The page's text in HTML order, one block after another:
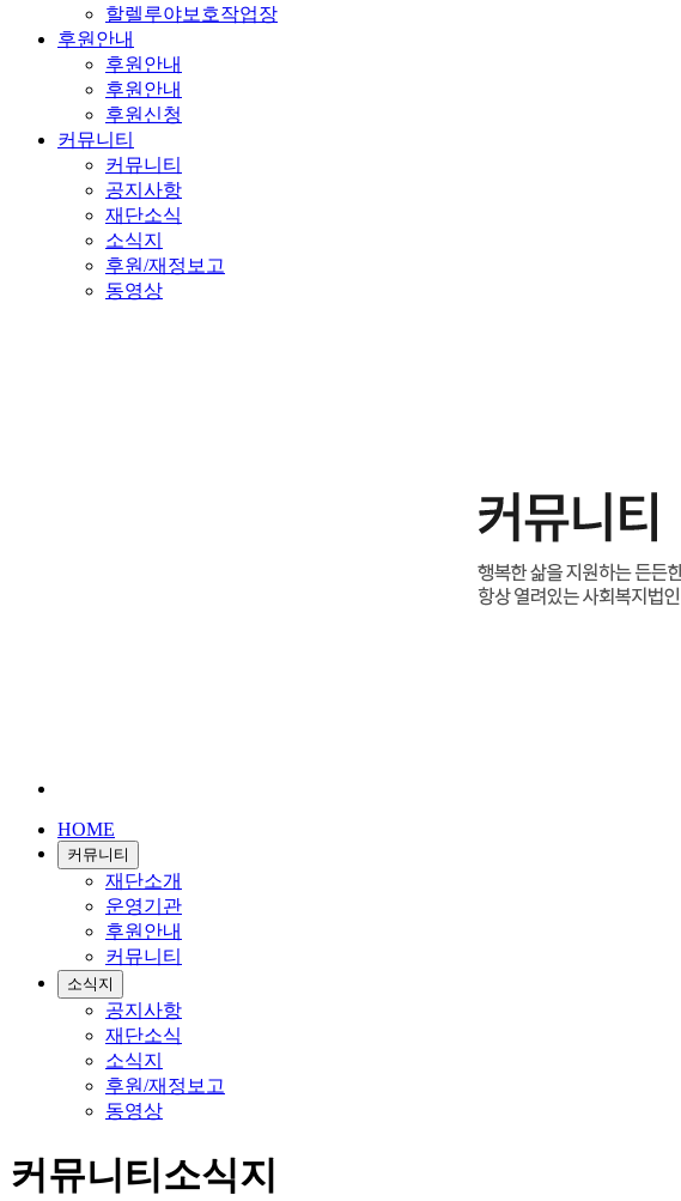
할렐루야보호작업장
후원안내
후원안내
후원안내
후원신청
커뮤니티
커뮤니티
공지사항
재단소식
소식지
후원/재정보고
동영상
HOME
커뮤니티
재단소개
운영기관
후원안내
커뮤니티
소식지
공지사항
재단소식
소식지
후원/재정보고
동영상
커뮤니티소식지